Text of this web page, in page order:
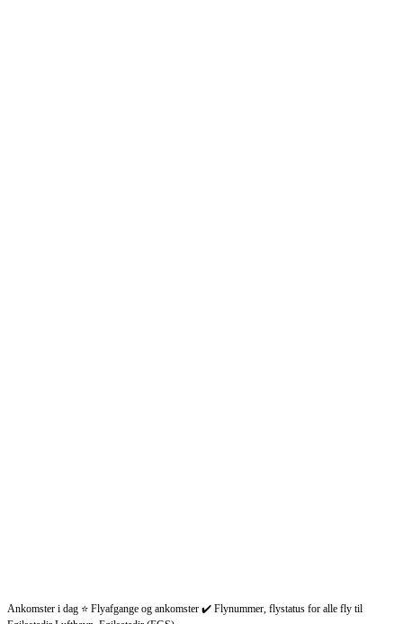
Ankomster i dag ⭐ Flyafgange og ankomster ✔️ Flynummer, flystatus for alle fly til